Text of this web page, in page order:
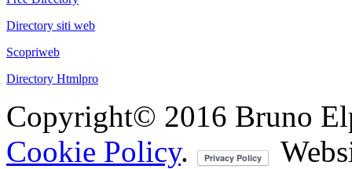
Directory siti web
Scopriweb
Directory Htmlpro
Copyright© 2016 Bruno
Cookie Policy.